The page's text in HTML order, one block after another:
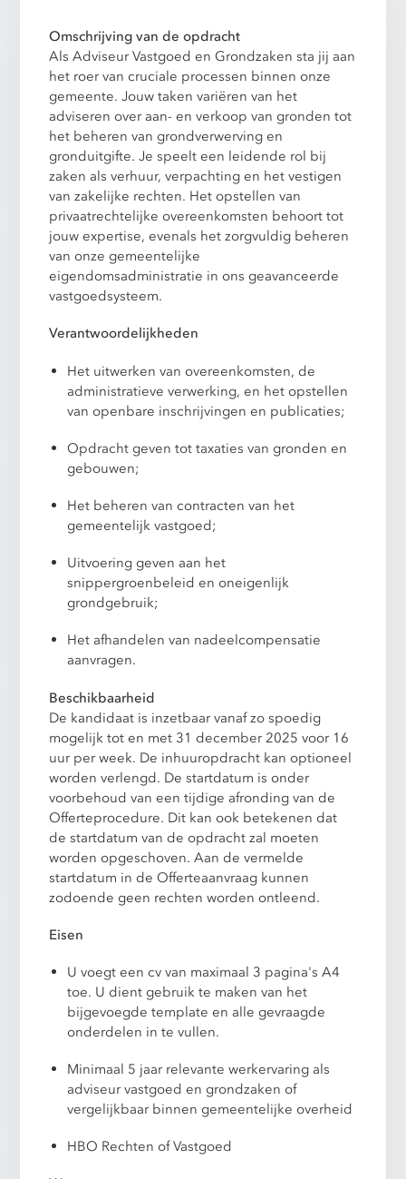
Omschrijving van de opdracht
Als Adviseur Vastgoed en Grondzaken sta jij aan
het roer van cruciale processen binnen onze
gemeente. Jouw taken variëren van het
adviseren over aan- en verkoop van gronden tot
het beheren van grondverwerving en
gronduitgifte. Je speelt een leidende rol bij
zaken als verhuur, verpachting en het vestigen
van zakelijke rechten. Het opstellen van
privaatrechtelijke overeenkomsten behoort tot
jouw expertise, evenals het zorgvuldig beheren
van onze gemeentelijke
eigendomsadministratie in ons geavanceerde
vastgoedsysteem.
Verantwoordelijkheden
Het uitwerken van overeenkomsten, de
administratieve verwerking, en het opstellen
van openbare inschrijvingen en publicaties;
Opdracht geven tot taxaties van gronden en
gebouwen;
Het beheren van contracten van het
gemeentelijk vastgoed;
Uitvoering geven aan het
snippergroenbeleid en oneigenlijk
grondgebruik;
Het afhandelen van nadeelcompensatie
aanvragen.
Beschikbaarheid
De kandidaat is inzetbaar vanaf zo spoedig
mogelijk tot en met 31 december 2025 voor 16
uur per week. De inhuuropdracht kan optioneel
worden verlengd. De startdatum is onder
voorbehoud van een tijdige afronding van de
Offerteprocedure. Dit kan ook betekenen dat
de startdatum van de opdracht zal moeten
worden opgeschoven. Aan de vermelde
startdatum in de Offerteaanvraag kunnen
zodoende geen rechten worden ontleend.
Eisen
U voegt een cv van maximaal 3 pagina's A4
toe. U dient gebruik te maken van het
bijgevoegde template en alle gevraagde
onderdelen in te vullen.
Minimaal 5 jaar relevante werkervaring als
adviseur vastgoed en grondzaken of
vergelijkbaar binnen gemeentelijke overheid
HBO Rechten of Vastgoed